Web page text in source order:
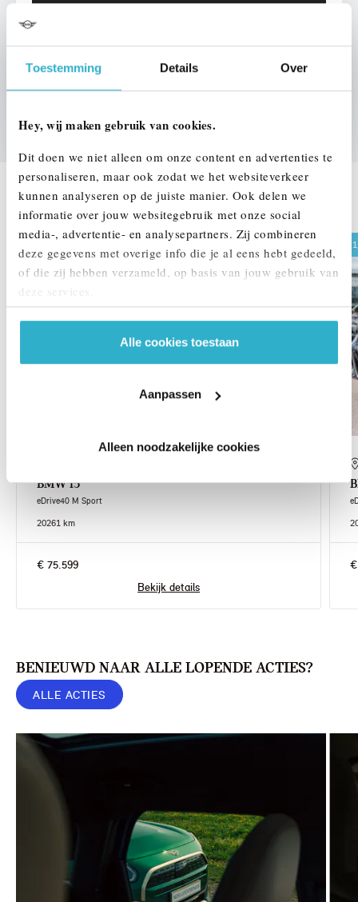
Toestemming Details Over
Hey, wij maken gebruik van cookies.
Dit doen we niet alleen om onze content en advertenties te
personaliseren, maar ook zodat we het websiteverkeer
kunnen analyseren op de juiste manier. Ook delen we
informatie over jouw websitegebruik met onze social
media-, advertentie- en analysepartners. Zij combineren
deze gegevens met overige info die je al eens hebt gedeeld,
of die zij hebben verzameld, op basis van jouw gebruik van
deze services.
Alle cookies toestaan
Aanpassen
Alleen noodzakelijke cookies
DEZE ZIJN VERGELIJKBAAR
BMW i5
eDrive40 M Sport
20261 km
€ 75.599
Bekijk details
BENIEUWD NAAR ALLE LOPENDE ACTIES?
ALLE ACTIES